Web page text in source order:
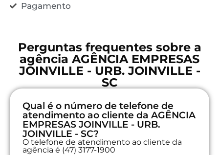
Pagamento
Perguntas frequentes sobre a
agência AGÊNCIA EMPRESAS
JOINVILLE - URB. JOINVILLE -
SC
Qual é o número de telefone de
atendimento ao cliente da AGÊNCIA
EMPRESAS JOINVILLE - URB.
JOINVILLE - SC?
O telefone de atendimento ao cliente da
agência é (47) 3177-1900